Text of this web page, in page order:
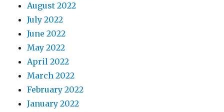
August 2022
July 2022
June 2022
May 2022
April 2022
March 2022
February 2022
January 2022